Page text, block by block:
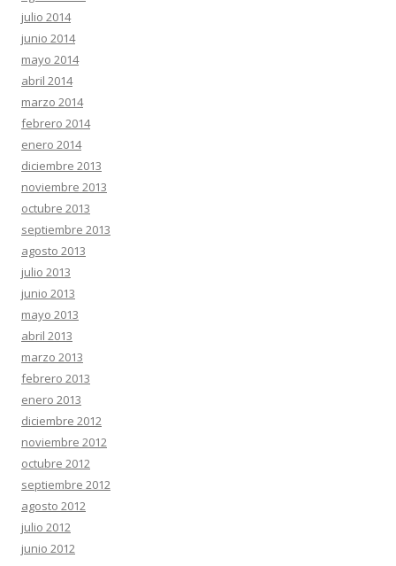
julio 2014
junio 2014
mayo 2014
abril 2014
marzo 2014
febrero 2014
enero 2014
diciembre 2013
noviembre 2013
octubre 2013
septiembre 2013
agosto 2013
julio 2013
junio 2013
mayo 2013
abril 2013
marzo 2013
febrero 2013
enero 2013
diciembre 2012
noviembre 2012
octubre 2012
septiembre 2012
agosto 2012
julio 2012
junio 2012